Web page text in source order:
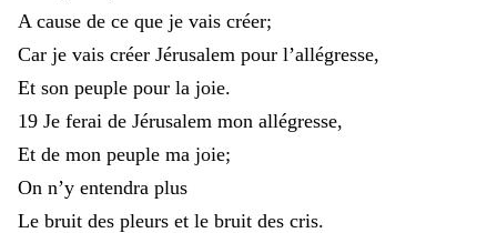
A cause de ce que je vais créer;
Car je vais créer Jérusalem pour l’allégresse,
Et son peuple pour la joie.
19 Je ferai de Jérusalem mon allégresse,
Et de mon peuple ma joie;
On n’y entendra plus
Le bruit des pleurs et le bruit des cris.